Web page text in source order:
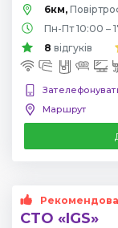
6км,
Пн-Пт 10:00 –
8 відгуків
Маршрут
СТО «IGS»